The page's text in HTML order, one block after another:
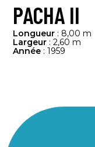
PACHA II
Longueur : 8,00 m
Largeur : 2,60 m
Année : 1959